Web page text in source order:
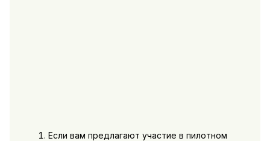
Если вам предлагают участие в пилотном